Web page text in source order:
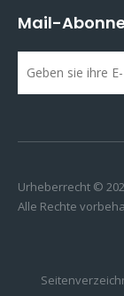
Mail-
Urheberrecht ©
Alle Rechte